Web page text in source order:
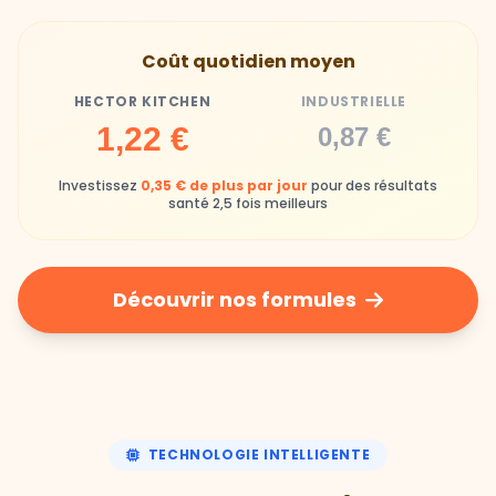
Industrielle
chimiques
Industrielle
Repas souvent boudés ou mangés sans plaisir
Coût quotidien moyen
HECTOR KITCHEN
1,22 €
INDUSTRIELLE
0,87 €
Investissez 0,35 € de plus par jour pour des résultats
santé 2,5 fois meilleurs
Découvrir nos formules
TECHNOLOGIE INTELLIGENTE